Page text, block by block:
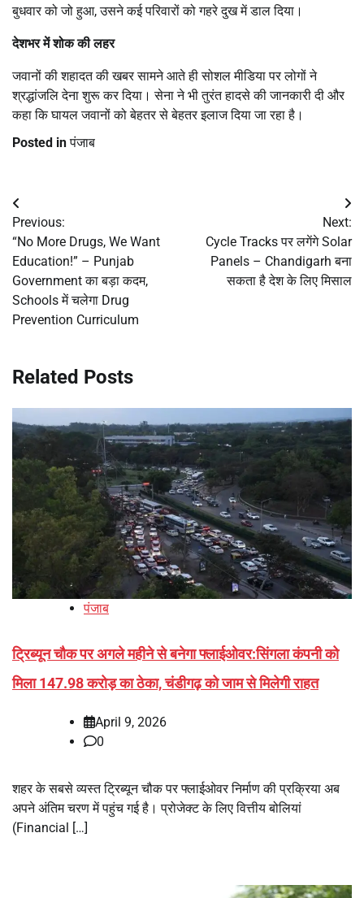
बुधवार को जो हुआ, उसने कई परिवारों को गहरे दुख में डाल दिया।
देशभर में शोक की लहर
जवानों की शहादत की खबर सामने आते ही सोशल मीडिया पर लोगों ने
श्रद्धांजलि देना शुरू कर दिया। सेना ने भी तुरंत हादसे की जानकारी दी और
कहा कि घायल जवानों को बेहतर से बेहतर इलाज दिया जा रहा है।
Posted inपंजाब
Post
navigation
Previous:
“No More Drugs, We Want
Education!” – Punjab
Government का बड़ा कदम,
Schools में चलेगा Drug
Prevention Curriculum
Next:
Cycle Tracks पर लगेंगे Solar
Panels – Chandigarh बना
सकता है देश के लिए मिसाल
Related Posts
पंजाब
ट्रिब्यून चौक पर अगले महीने से बनेगा फ्लाईओवर:सिंगला कंपनी को
मिला 147.98 करोड़ का ठेका, चंडीगढ़ को जाम से मिलेगी राहत
April 9, 2026
0
शहर के सबसे व्यस्त ट्रिब्यून चौक पर फ्लाईओवर निर्माण की प्रक्रिया अब
अपने अंतिम चरण में पहुंच गई है। प्रोजेक्ट के लिए वित्तीय बोलियां
(Financial […]